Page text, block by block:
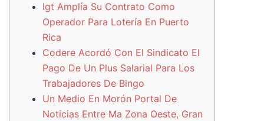
Igt Amplía Su Contrato Como
Operador Para Lotería En Puerto
Rica
Codere Acordó Con El Sindicato El
Pago De Un Plus Salarial Para Los
Trabajadores De Bingo
Un Medio En Morón Portal De
Noticias Entre Ma Zona Oeste, Gran